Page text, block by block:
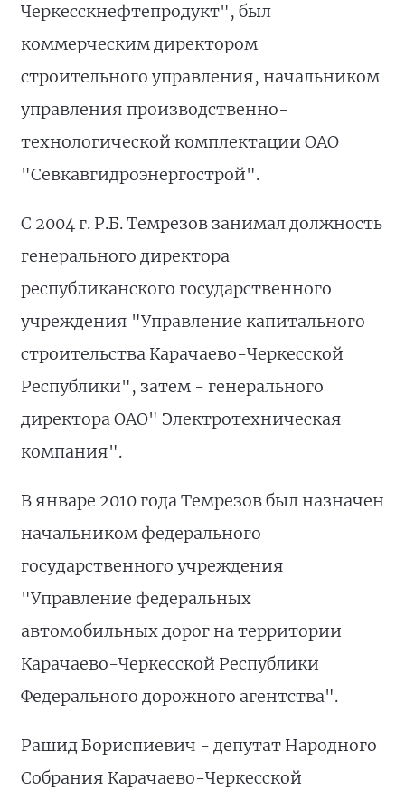
Черкесскнефтепродукт", был
коммерческим директором
строительного управления, начальником
управления производственно-
технологической комплектации ОАО
"Севкавгидроэнергострой".
С 2004 г. Р.Б. Темрезов занимал должность
генерального директора
республиканского государственного
учреждения "Управление капитального
строительства Карачаево-Черкесской
Республики", затем - генерального
директора ОАО" Электротехническая
компания".
В январе 2010 года Темрезов был назначен
начальником федерального
государственного учреждения
"Управление федеральных
автомобильных дорог на территории
Карачаево-Черкесской Республики
Федерального дорожного агентства".
Рашид Бориспиевич - депутат Народного
Собрания Карачаево-Черкесской